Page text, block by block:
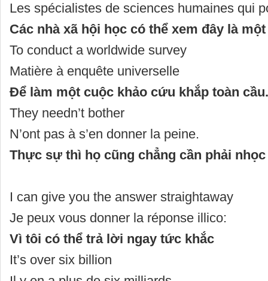
Les spécialistes de sciences humaines qui
Các nhà xã hội học có thể xem đây là
To conduct a worldwide survey
Matière à enquête universelle
Để làm một cuộc khảo cứu khắp toàn cầu.
They needn’t bother
N’ont pas à s’en donner la peine.
Thực sự thì họ cũng chẳng cần phải
I can give you the answer straightaway
Je peux vous donner la réponse illico:
Vì tôi có thể trả lời ngay tức khắc
It’s over six billion